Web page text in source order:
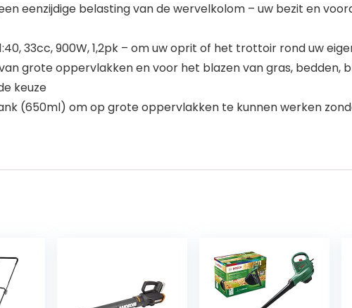
eenzijdige belasting van de wervelkolom – uw bezit en
33cc, 900W, 1,2pk – om uw oprit of het trottoir rond uw
grote oppervlakken en voor het blazen van gras, bedden,
keuze
(650ml) om op grote oppervlakken te kunnen werken